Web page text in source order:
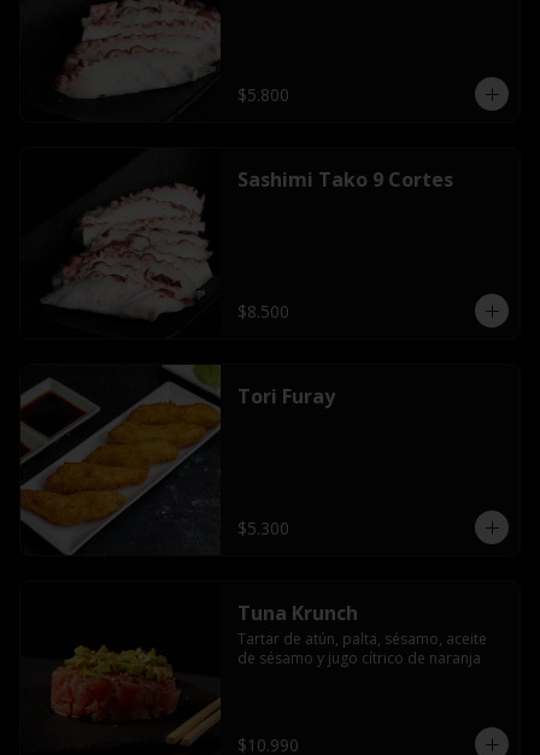
$5.800
Sashimi Tako 9 Cortes
$8.500
Tori Furay
$5.300
Tuna Krunch
Tartar de atún, palta, sésamo, aceite
de sésamo y jugo cítrico de naranja
$10.990